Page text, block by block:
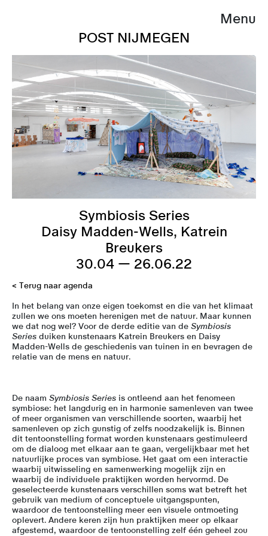
Menu
POST NIJMEGEN
Symbiosis Series
Daisy Madden-Wells, Katrein
Breukers
30.04 — 26.06.22
< Terug naar agenda
In het belang van onze eigen toekomst en die van het klimaat
zullen we ons moeten herenigen met de natuur. Maar kunnen
we dat nog wel? Voor de derde editie van de Symbiosis
Series duiken kunstenaars Katrein Breukers en Daisy
Madden-Wells de geschiedenis van tuinen in en bevragen de
relatie van de mens en natuur.
De naam Symbiosis Series is ontleend aan het fenomeen
symbiose: het langdurig en in harmonie samenleven van twee
of meer organismen van verschillende soorten, waarbij het
samenleven op zich gunstig of zelfs noodzakelijk is. Binnen
dit tentoonstelling format worden kunstenaars gestimuleerd
om de dialoog met elkaar aan te gaan, vergelijkbaar met het
natuurlijke proces van symbiose. Het gaat om een interactie
waarbij uitwisseling en samenwerking mogelijk zijn en
waarbij de individuele praktijken worden hervormd. De
geselecteerde kunstenaars verschillen soms wat betreft het
gebruik van medium of conceptuele uitgangspunten,
waardoor de tentoonstelling meer een visuele ontmoeting
oplevert. Andere keren zijn hun praktijken meer op elkaar
afgestemd, waardoor de tentoonstelling zelf één geheel zou